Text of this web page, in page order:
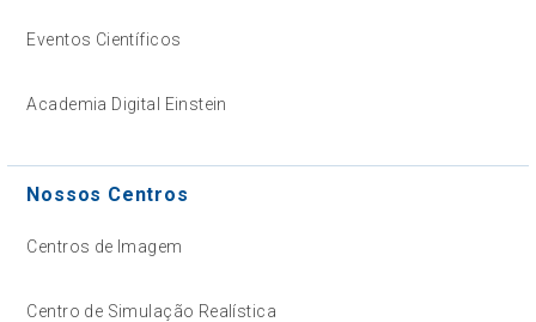
Eventos Científicos
Academia Digital Einstein
Nossos Centros
Centros de Imagem
Centro de Simulação Realística